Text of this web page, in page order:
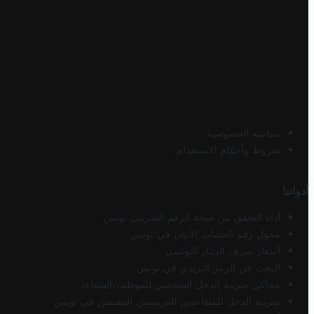
سياسة الخصوصية
شروط وأحكام الاستخدام
أدواتنا
أداة التحقق من صحة الرقم الضريبي تونس
محول رقم الحساب الآيبان في تونس
أسعار صرف الدينار التونسي
البحث عن الرمز البريدي في تونس
محاكي ضريبة الدخل الشخصي للموظف/المتقاعد
ضريبة الدخل للمتقاعدين الفرنسيين المقيمين في تونس